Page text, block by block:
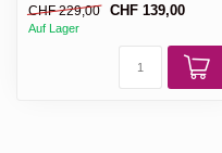
CHF 229,00
CHF 139,00
Auf Lager